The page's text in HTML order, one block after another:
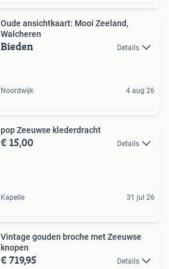
Oude ansichtkaart: Mooi Zeeland,
Walcheren
Bieden Details
Noordwijk 4 aug 26
pop Zeeuwse klederdracht
€ 15,00 Details
Kapelle 31 jul 26
Vintage gouden broche met Zeeuwse
knopen
€ 719,95 Details